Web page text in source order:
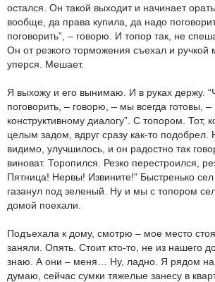
остался. Он такой выходит и начинает
вообще, да права купила, да надо
поговорить”, – говорю. И топор так, не
Он от резкого торможения съехал и ручкой
уперся. Мешает.
Я выхожу и его вынимаю. И в руках держу.
поговорить, – говорю, – мы всегда готовы, –
конструктивному диалогу”. С топором. Тот,
целым задом, вдруг сразу как-то подобрел.
видимо, улучшилось, и он радостно так
виноват. Торопился. Резко перестроился,
Пятница! Нервы! Извините!” Быстренько
газанул под зеленый. Ну и мы с топором
домой поехали.
Подъехала к дому, смотрю – мое место
заняли. Опять. Стоит кто-то, не из нашего
знаю. А они – меня… Ну, ладно. Я рядом на
думаю, сейчас сумки тяжелые занесу в